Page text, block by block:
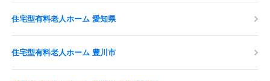
住宅型有料老人ホーム 愛知県
住宅型有料老人ホーム 豊川市